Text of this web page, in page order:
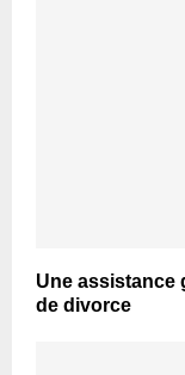
Une assistance
de divorce